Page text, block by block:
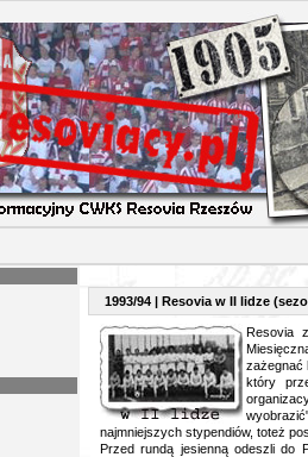
1993/94 | Resovia w II lidze
Resovia
zażegnać
który
najmniejszych stypendiów, toteż
Przed rundą jesienną odeszli do